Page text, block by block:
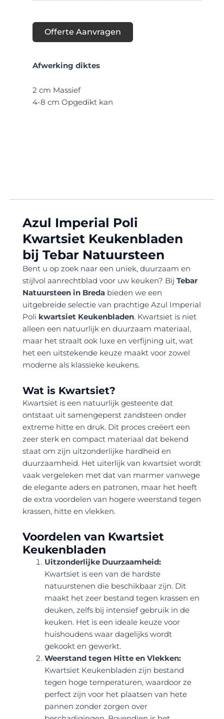
Offerte Aanvragen
Afwerking diktes
2 cm Massief
4-8 cm Opgedikt kan
Azul Imperial Poli
Kwartsiet Keukenbladen
bij Tebar Natuursteen
Bent u op zoek naar een uniek, duurzaam en
stijlvol aanrechtblad voor uw keuken? Bij Tebar
Natuursteen in Breda bieden we een
uitgebreide selectie van prachtige Azul Imperial
Poli kwartsiet Keukenbladen. Kwartsiet is niet
alleen een natuurlijk en duurzaam materiaal,
maar het straalt ook luxe en verfijning uit, wat
het een uitstekende keuze maakt voor zowel
moderne als klassieke keukens.
Wat is Kwartsiet?
Kwartsiet is een natuurlijk gesteente dat
ontstaat uit samengeperst zandsteen onder
extreme hitte en druk. Dit proces creëert een
zeer sterk en compact materiaal dat bekend
staat om zijn uitzonderlijke hardheid en
duurzaamheid. Het uiterlijk van kwartsiet wordt
vaak vergeleken met dat van marmer vanwege
de elegante aders en patronen, maar het heeft
de extra voordelen van hogere weerstand tegen
krassen, hitte en vlekken.
Voordelen van Kwartsiet
Keukenbladen
Uitzonderlijke Duurzaamheid:
Kwartsiet is een van de hardste
natuurstenen die beschikbaar zijn. Dit
maakt het zeer bestand tegen krassen en
deuken, zelfs bij intensief gebruik in de
keuken. Het is een ideale keuze voor
huishoudens waar dagelijks wordt
gekookt en gewerkt.
Weerstand tegen Hitte en Vlekken:
Kwartsiet Keukenbladen zijn bestand
tegen hoge temperaturen, waardoor ze
perfect zijn voor het plaatsen van hete
pannen zonder zorgen over